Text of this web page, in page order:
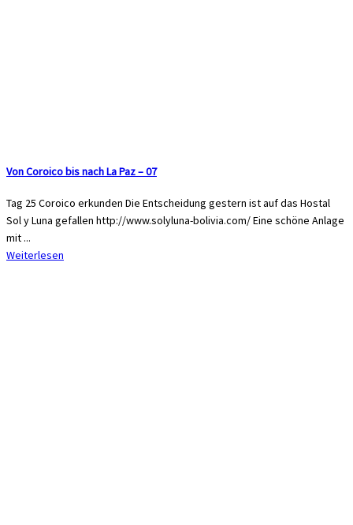
Von Coroico bis nach La Paz – 07
Tag 25 Coroico erkunden Die Entscheidung gestern ist auf das Hostal
Sol y Luna gefallen http://www.solyluna-bolivia.com/ Eine schöne Anlage
mit ...
Weiterlesen